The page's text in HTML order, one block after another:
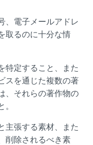
、電子メールアドレ
取るのに十分な情
特定すること、また
スを通じた複数の著
、それらの著作物の
主張する素材、また
削除されるべき素